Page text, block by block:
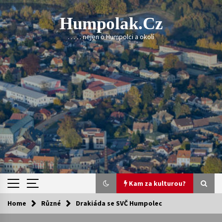
Skip
to
content
Humpolak.cz
. . . . . nejen o Humpolci a okolí
Kam za kulturou?
Kam za kulturou?
Home Různé Drakiáda se SVČ Humpolec